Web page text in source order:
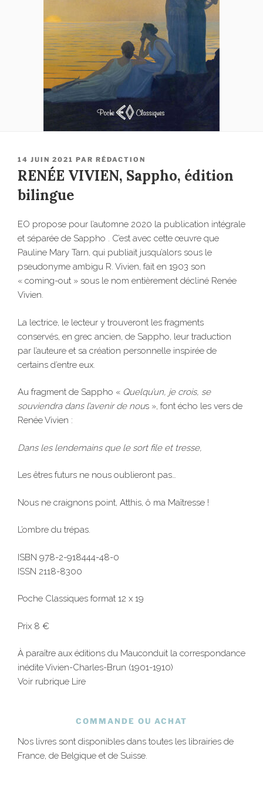
PUBLIÉ
LE
14 JUIN 2021 PAR RÉDACTION
RENÉE VIVIEN, Sappho, édition
bilingue
EO propose pour l’automne 2020 la publication intégrale
et séparée de Sappho . C’est avec cette œuvre que
Pauline Mary Tarn, qui publiait jusqu’alors sous le
pseudonyme ambigu R. Vivien, fait en 1903 son
« coming-out » sous le nom entièrement décliné Renée
Vivien.
La lectrice, le lecteur y trouveront les fragments
conservés, en grec ancien, de Sappho, leur traduction
par l’auteure et sa création personnelle inspirée de
certains d’entre eux.
Au fragment de Sappho « Quelqu’un, je crois, se
souviendra dans l’avenir de nous », font écho les vers de
Renée Vivien :
Dans les lendemains que le sort file et tresse,
Les êtres futurs ne nous oublieront pas…
Nous ne craignons point, Atthis, ô ma Maîtresse !
L’ombre du trépas.
ISBN 978-2-918444-48-0
ISSN 2118-8300
Poche Classiques format 12 x 19
Prix 8 €
À paraître aux éditions du Mauconduit la correspondance
inédite Vivien-Charles-Brun (1901-1910)
Voir rubrique Lire
COMMANDE OU ACHAT
Nos livres sont disponibles dans toutes les librairies de
France, de Belgique et de Suisse.